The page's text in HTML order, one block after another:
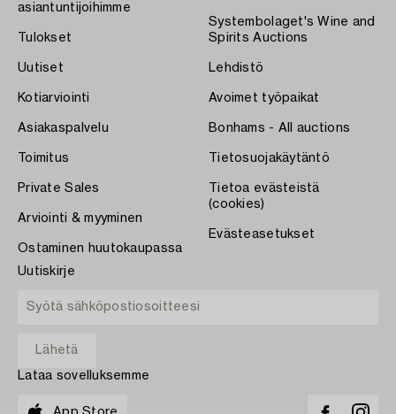
asiantuntijoihimme
Tulokset
Uutiset
Kotiarviointi
Asiakaspalvelu
Toimitus
Private Sales
Arviointi & myyminen
Ostaminen huutokaupassa
Systembolaget's Wine and
Spirits Auctions
Lehdistö
Avoimet työpaikat
Bonhams - All auctions
Tietosuojakäytäntö
Tietoa evästeistä
(cookies)
Evästeasetukset
Uutiskirje
Lataa sovelluksemme